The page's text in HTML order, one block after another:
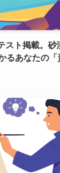
スト掲載。砂
るあなたの「